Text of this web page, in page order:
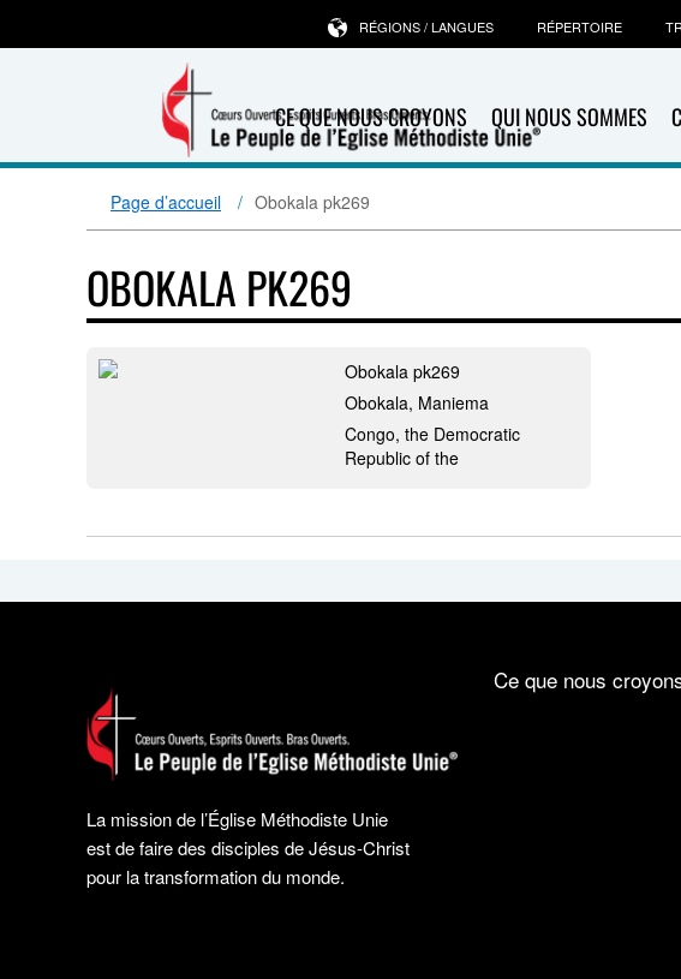
CE QUE NOUS CROYONS QUI NOUS SOMMES
RÉGIONS / LANGUES RÉPERTOIRE
Page d’accueil Obokala pk269
OBOKALA PK269
Obokala pk269
Obokala, Maniema
Congo, the Democratic
Republic of the
La mission de l’Église Méthodiste Unie
est de faire des disciples de Jésus-Christ
pour la transformation du monde.
Ce que nous